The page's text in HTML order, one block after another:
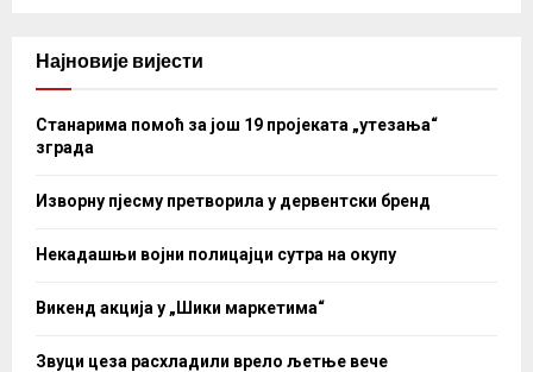
Најновије вијести
Станарима помоћ за још 19 пројеката „утезања“
зграда
Изворну пјесму претворила у дервентски бренд
Некадашњи војни полицајци сутра на окупу
Викенд акција у „Шики маркетима“
Звуци цеза расхладили врело љетње вече